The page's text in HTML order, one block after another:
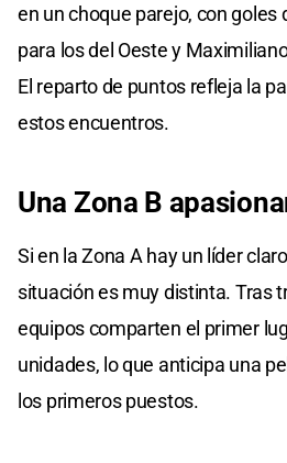
en un choque parejo, con goles
para los del Oeste y
El reparto de puntos refleja la
estos encuentros.
Una Zona B
Si en la Zona A hay un líder
situación es muy distinta. Tras
equipos comparten el primer
unidades, lo que anticipa una
los primeros puestos.